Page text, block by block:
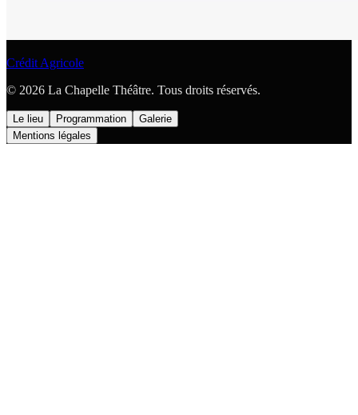
Crédit Agricole
© 2026 La Chapelle Théâtre. Tous droits réservés.
Le lieu Programmation
Galerie
Mentions légales